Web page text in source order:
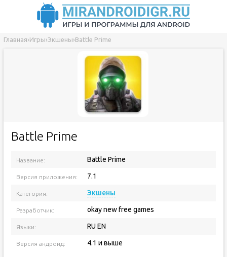
Главная›Игры›Экшены›Battle Prime
Battle Prime
Название: Battle Prime
Версия приложения: 7.1
Категория: Экшены
Разработчик: okay new free games
Языки: RU EN
Версия андроид: 4.1 и выше